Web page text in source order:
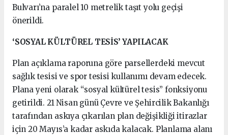
Bulvarı’na paralel 10 metrelik taşıt yolu geçişi
önerildi.
‘SOSYAL KÜLTÜREL TESİS’ YAPILACAK
Plan açıklama raporuna göre parsellerdeki mevcut
sağlık tesisi ve spor tesisi kullanımı devam edecek.
Plana yeni olarak “sosyal kültürel tesis” fonksiyonu
getirildi. 21 Nisan günü Çevre ve Şehircilik Bakanlığı
tarafından askıya çıkarılan plan değişikliği itirazlar
için 20 Mayıs’a kadar askıda kalacak. Planlama alanı